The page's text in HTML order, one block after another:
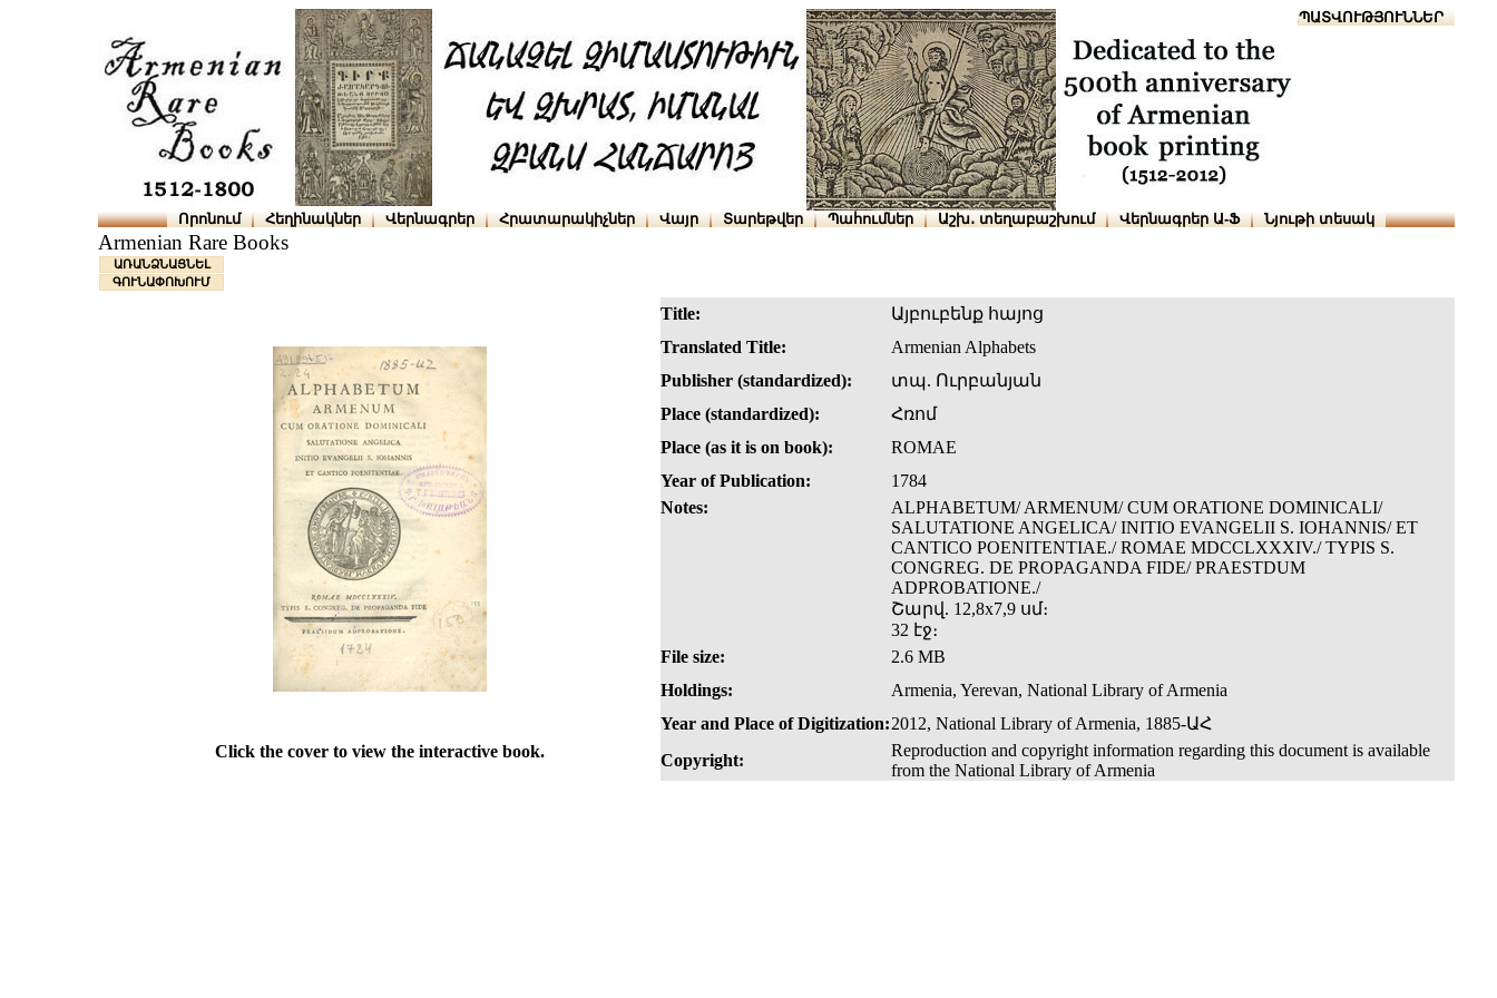
ՆԱԽԱՊԱՏՎՈՒԹՅՈՒՆՆԵՐ
Որոնում Հեղինակներ Վերնագրեր Հրատարակիչներ Վայր Տարեթվեր Պահումներ Աշխ․ տեղաբաշխում Վերնագրեր Ա-Ֆ Նյութի տեսակ
Armenian Rare Books
ԱՌԱՆՁՆԱՑՆԵԼ
ԳՈՒՆԱՓՈԽՈՒՄ
Title:
Այբուբենք հայոց
Translated Title:
Armenian Alphabets
Publisher (standardized):
տպ. Ուրբանյան
Place (standardized):
Հռոմ
Place (as it is on book):
ROMAE
Year of Publication:
1784
Notes:
ALPHABETUM/ ARMENUM/ CUM ORATIONE DOMINICALI/
SALUTATIONE ANGELICA/ INITIO EVANGELII S. IOHANNIS/ ET
CANTICO POENITENTIAE./ ROMAE MDCCLXXXIV./ TYPIS S.
CONGREG. DE PROPAGANDA FIDE/ PRAESTDUM
ADPROBATIONE./
Շարվ. 12,8x7,9 սմ։
32 էջ։
File size:
2.6 MB
Holdings:
Armenia, Yerevan, National Library of Armenia
Year and Place of Digitization:2012, National Library of Armenia, 1885-ԱՀ
Click the cover to view the interactive book.
Copyright:
Reproduction and copyright information regarding this document is available
from the National Library of Armenia